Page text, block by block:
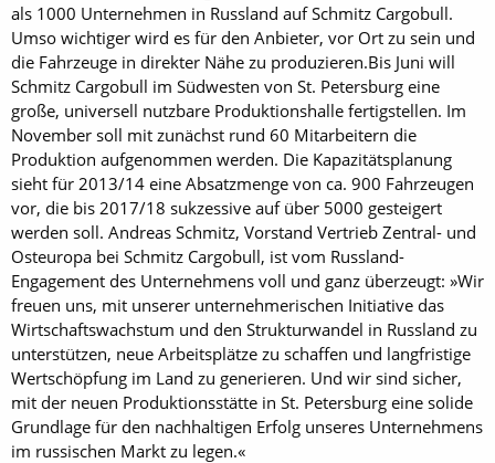
als 1000 Unternehmen in Russland auf Schmitz Cargobull.
Umso wichtiger wird es für den Anbieter, vor Ort zu sein und
die Fahrzeuge in direkter Nähe zu produzieren.Bis Juni will
Schmitz Cargobull im Südwesten von St. Petersburg eine
große, universell nutzbare Produktionshalle fertigstellen. Im
Novem­ber soll mit zunächst rund 60 Mitarbeitern die
Produktion aufgenom­men werden. Die Kapazitätsplanung
sieht für 2013/14 eine Absatzmenge von ca. 900 Fahrzeugen
vor, die bis 2017/18 sukzessive auf über 5000 gesteigert
werden soll. Andreas Schmitz, Vorstand Vertrieb Zentral- und
Osteuropa bei Schmitz Cargobull, ist vom Russland-
Engagement des Unternehmens voll und ganz überzeugt: »Wir
freuen uns, mit unserer unternehmerischen Initiative das
Wirtschaftswachstum und den Strukturwandel in Russland zu
unterstützen, neue Arbeitsplätze zu schaffen und langfristige
Wertschöpfung im Land zu generieren. Und wir sind sicher,
mit der neuen Produktionsstätte in St. Petersburg eine solide
Grundlage für den nachhaltigen Erfolg unseres Unternehmens
im russischen Markt zu legen.«